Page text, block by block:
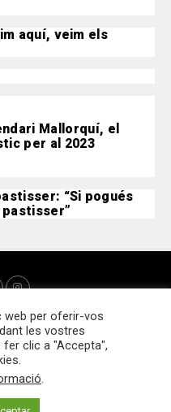
aquí, veim els
Mallorquí, el
per al 2023
“Si pogués
web per oferir-vos
les vostres
clic a "Accepta",
.